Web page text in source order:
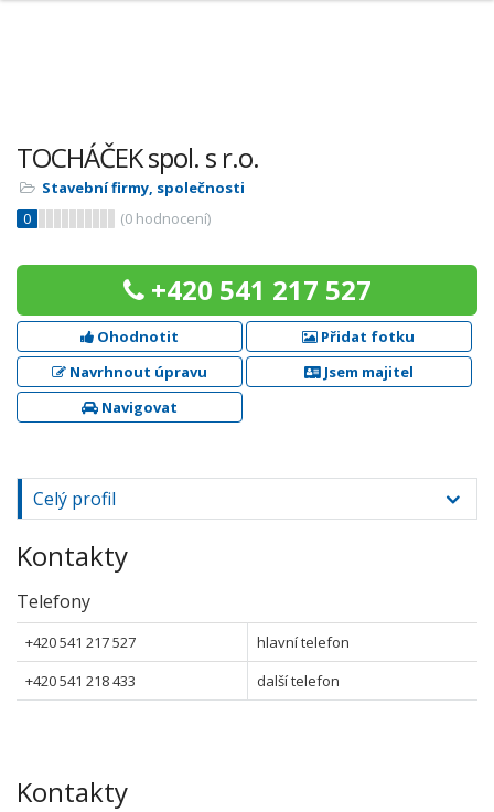
TOCHÁČEK spol. s r.o.
Stavební firmy, společnosti
0
(0 hodnocení)
+420 541 217 527
Ohodnotit
Přidat fotku
Navrhnout úpravu
Jsem majitel
Navigovat
Celý profil
Kontakty
Telefony
+420 541 217 527
hlavní telefon
+420 541 218 433
další telefon
Kontakty